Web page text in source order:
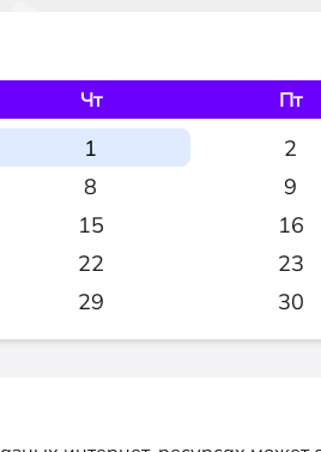
Чт Пт
1 2
8 9
15 16
22 23
29 30